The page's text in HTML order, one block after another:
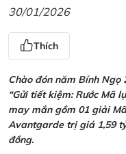
30/01/2026
Thích
Chào đón năm Bính Ngọ
“Gửi tiết kiệm: Rước Mã
may mắn gồm 01 giải
Avantgarde trị giá 1,59
đồng.